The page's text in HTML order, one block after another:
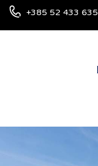
+385 52 433 635